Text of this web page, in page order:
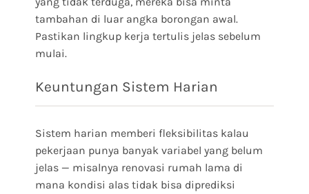
tambahan di luar angka borongan awal.
Pastikan lingkup kerja tertulis jelas sebelum
mulai.
Keuntungan Sistem Harian
Sistem harian memberi fleksibilitas kalau
pekerjaan punya banyak variabel yang belum
jelas — misalnya renovasi rumah lama di
mana kondisi alas tidak bisa diprediksi